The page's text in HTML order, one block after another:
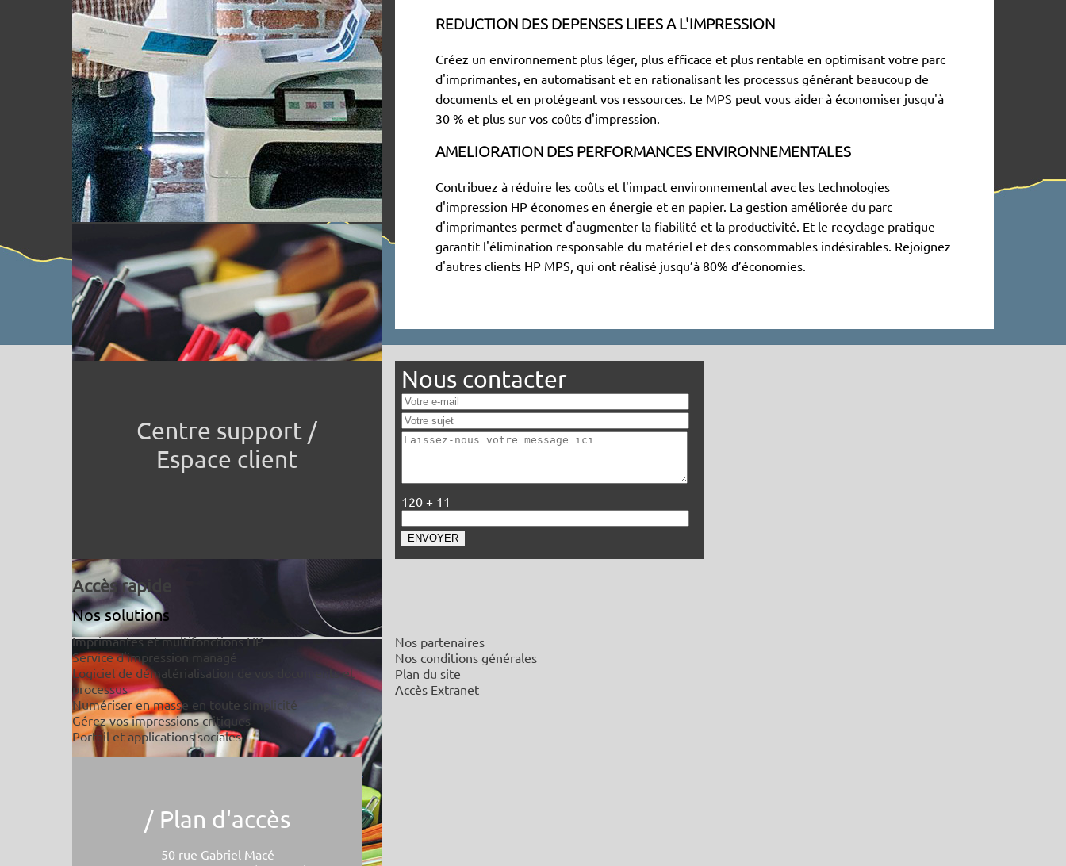
REDUCTION DES DEPENSES LIEES A L'IMPRESSION
Créez un environnement plus léger, plus efficace et plus rentable en optimisant votre parc
d'imprimantes, en automatisant et en rationalisant les processus générant beaucoup de
documents et en protégeant vos ressources. Le MPS peut vous aider à économiser jusqu'à
30 % et plus sur vos coûts d'impression.
AMELIORATION DES PERFORMANCES ENVIRONNEMENTALES
Contribuez à réduire les coûts et l'impact environnemental avec les technologies
d'impression HP économes en énergie et en papier. La gestion améliorée du parc
d'imprimantes permet d'augmenter la fiabilité et la productivité. Et le recyclage pratique
garantit l'élimination responsable du matériel et des consommables indésirables. Rejoignez
d'autres clients HP MPS, qui ont réalisé jusqu’à 80% d’économies.
Centre support /
Espace client
Accès rapide
Nos solutions
Imprimantes et multifonctions HP
Service d'impression managé
Logiciel de dématérialisation de vos documents et
processus
Numériser en masse en toute simplicité
Gérez vos impressions critiques
Portail et applications sociales
Nous contacter
120 + 11
Nos partenaires
Nos conditions générales
Plan du site
Accès Extranet
/ Plan d'accès
50 rue Gabriel Macé